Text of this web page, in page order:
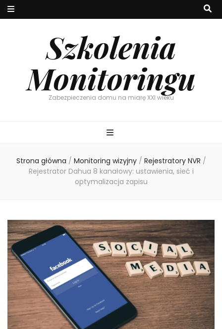
Szkolenia
Monitoringu
Zabezpieczenia domu na miarę XXI wieku
Strona główna / Monitoring wizyjny / Rejestratory NVR /
Rejestrator Dahua 8 kanałowy: ustawienia, sieć i
optymalizacja zapisu